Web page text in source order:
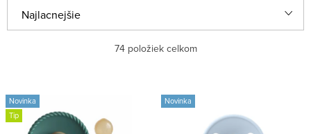
ý
s
p
a
n
i
Najlacnejšie
Abecedne
74položiek celkom
Novinka
Tip
Novinka